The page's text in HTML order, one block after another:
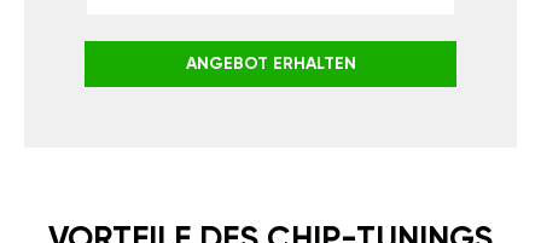
ANGEBOT ERHALTEN